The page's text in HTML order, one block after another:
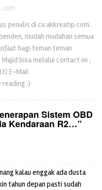
penulis di cicakkreatip.com.
mudah mudahan semua
bagi teman teman
Majid bisa melalui contact ini ;
E-Mail
reading :)
Sistem OBD
Kendaraan R2…”
kalau enggak ada dusta
tahun depan pasti sudah